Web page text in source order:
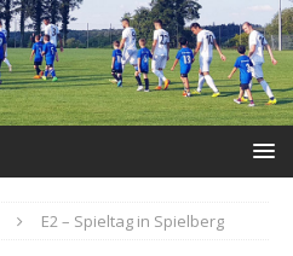
E2 – Spieltag in Spielberg